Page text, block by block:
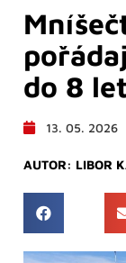
do 8 let
13. 05. 2026
AUTOR: LIBOR